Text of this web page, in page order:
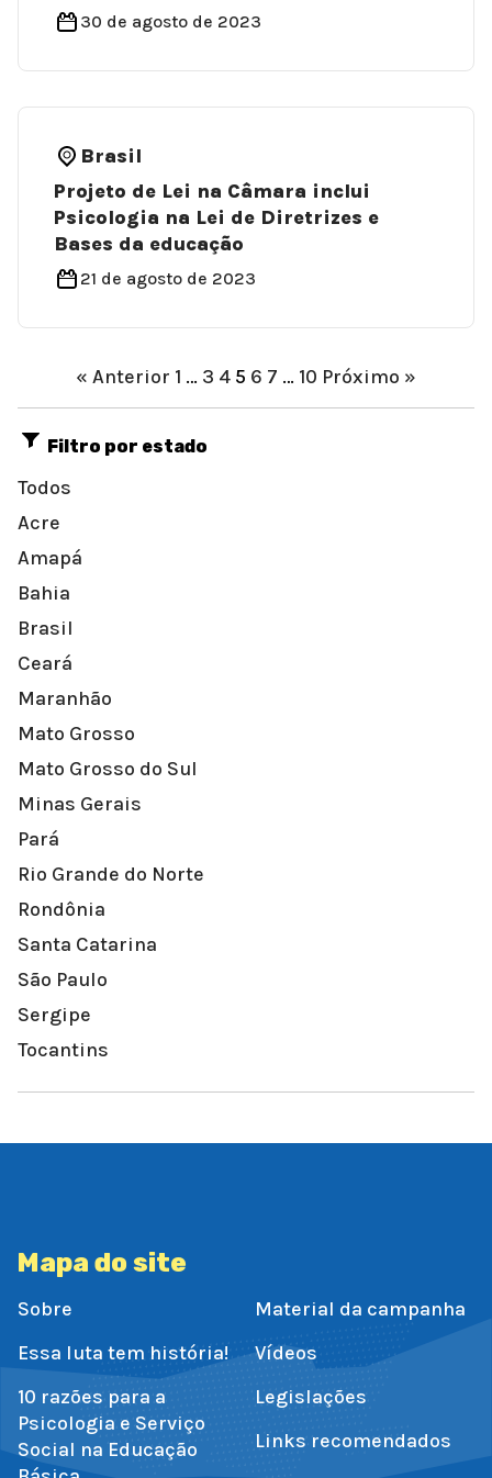
Filtro por estado
Todos
Acre
Amapá
Bahia
Brasil
Ceará
Maranhão
Mato Grosso
Mato Grosso do Sul
Minas Gerais
Pará
Rio Grande do Norte
Rondônia
Santa Catarina
São Paulo
Sergipe
Tocantins
30 de agosto de 2023
Brasil
Projeto de Lei na Câmara inclui
Psicologia na Lei de Diretrizes e
Bases da educação
21 de agosto de 2023
« Anterior 1 … 3 4 5 6 7 … 10 Próximo »
Mapa do site
Sobre
Essa luta tem história!
10 razões para a
Psicologia e Serviço
Social na Educação
Material da campanha
Vídeos
Legislações
Links recomendados